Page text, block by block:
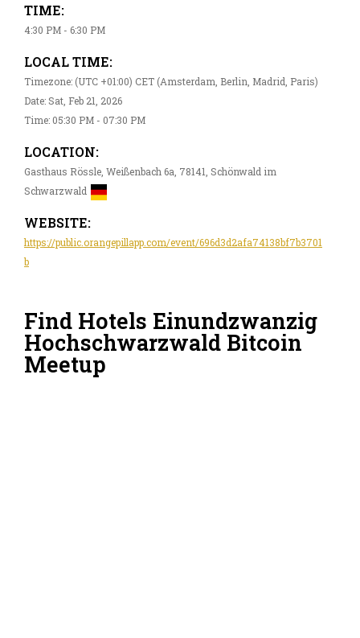
TIME:
4:30 PM - 6:30 PM
LOCAL TIME:
Timezone: (UTC +01:00) CET (Amsterdam, Berlin, Madrid, Paris)
Date: Sat, Feb 21, 2026
Time: 05:30 PM - 07:30 PM
LOCATION:
Gasthaus Rössle, Weißenbach 6a, 78141, Schönwald im
Schwarzwald
WEBSITE:
https://public.orangepillapp.com/event/696d3d2afa74138bf7b3701
b
Find Hotels Einundzwanzig
Hochschwarzwald Bitcoin
Meetup